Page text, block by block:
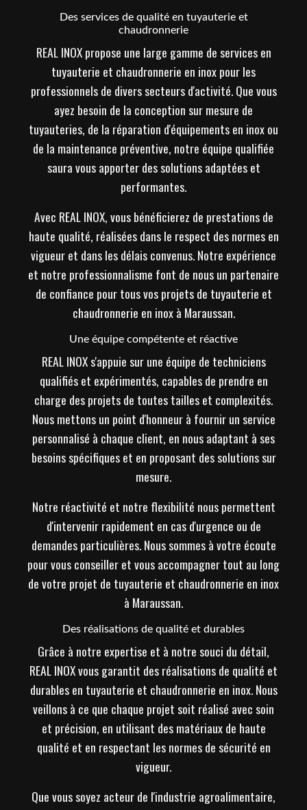
Des services de qualité en tuyauterie et
chaudronnerie
REAL INOX propose une large gamme de services en
tuyauterie et chaudronnerie en inox pour les
professionnels de divers secteurs d'activité. Que vous
ayez besoin de la conception sur mesure de
tuyauteries, de la réparation d'équipements en inox ou
de la maintenance préventive, notre équipe qualifiée
saura vous apporter des solutions adaptées et
performantes.
Avec REAL INOX, vous bénéficierez de prestations de
haute qualité, réalisées dans le respect des normes en
vigueur et dans les délais convenus. Notre expérience
et notre professionnalisme font de nous un partenaire
de confiance pour tous vos projets de tuyauterie et
chaudronnerie en inox à Maraussan.
Une équipe compétente et réactive
REAL INOX s'appuie sur une équipe de techniciens
qualifiés et expérimentés, capables de prendre en
charge des projets de toutes tailles et complexités.
Nous mettons un point d'honneur à fournir un service
personnalisé à chaque client, en nous adaptant à ses
besoins spécifiques et en proposant des solutions sur
mesure.
Notre réactivité et notre flexibilité nous permettent
d'intervenir rapidement en cas d'urgence ou de
demandes particulières. Nous sommes à votre écoute
pour vous conseiller et vous accompagner tout au long
de votre projet de tuyauterie et chaudronnerie en inox
à Maraussan.
Des réalisations de qualité et durables
Grâce à notre expertise et à notre souci du détail,
REAL INOX vous garantit des réalisations de qualité et
durables en tuyauterie et chaudronnerie en inox. Nous
veillons à ce que chaque projet soit réalisé avec soin
et précision, en utilisant des matériaux de haute
qualité et en respectant les normes de sécurité en
vigueur.
Que vous soyez acteur de l'industrie agroalimentaire,